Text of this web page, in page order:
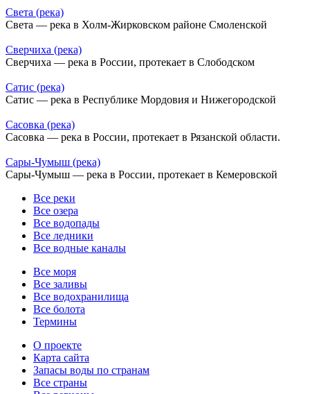
Света (река)
Света — река в Холм-Жирковском районе Смоленской
Сверчиха (река)
Сверчиха — река в России, протекает в Слободском
Сатис (река)
Сатис — река в Республике Мордовия и Нижегородской
Сасовка (река)
Сасовка — река в России, протекает в Рязанской области.
Сары-Чумыш (река)
Сары-Чумыш — река в России, протекает в Кемеровской
Все реки
Все озера
Все водопады
Все ледники
Все водные каналы
Все моря
Все заливы
Все водохранилища
Все болота
Термины
О проекте
Карта сайта
Запасы воды по странам
Все страны